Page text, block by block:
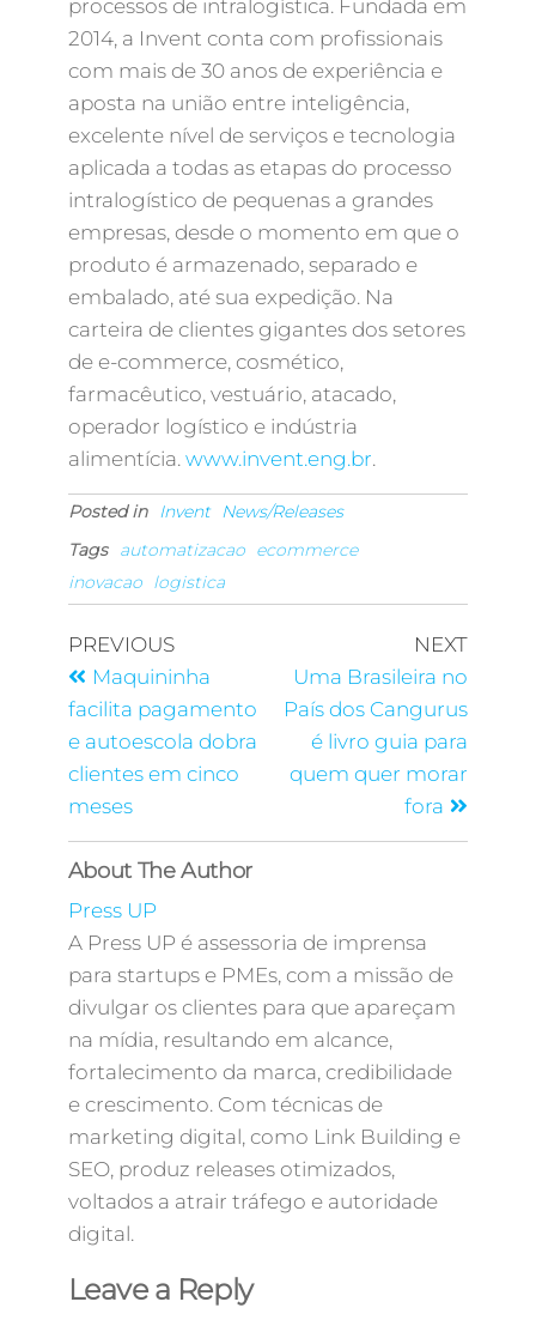
processos de intralogística. Fundada em
2014, a Invent conta com profissionais
com mais de 30 anos de experiência e
aposta na união entre inteligência,
excelente nível de serviços e tecnologia
aplicada a todas as etapas do processo
intralogístico de pequenas a grandes
empresas, desde o momento em que o
produto é armazenado, separado e
embalado, até sua expedição. Na
carteira de clientes gigantes dos setores
de e-commerce, cosmético,
farmacêutico, vestuário, atacado,
operador logístico e indústria
alimentícia. www.invent.eng.br.
Posted in Invent News/Releases
Tags
automatizacao ecommerce
inovacao logistica
PREVIOUS
Maquininha
facilita pagamento
e autoescola dobra
clientes em cinco
meses
NEXT
Uma Brasileira no
País dos Cangurus
é livro guia para
quem quer morar
fora
About The Author
Press UP
A Press UP é assessoria de imprensa
para startups e PMEs, com a missão de
divulgar os clientes para que apareçam
na mídia, resultando em alcance,
fortalecimento da marca, credibilidade
e crescimento. Com técnicas de
marketing digital, como Link Building e
SEO, produz releases otimizados,
voltados a atrair tráfego e autoridade
digital.
Leave a Reply